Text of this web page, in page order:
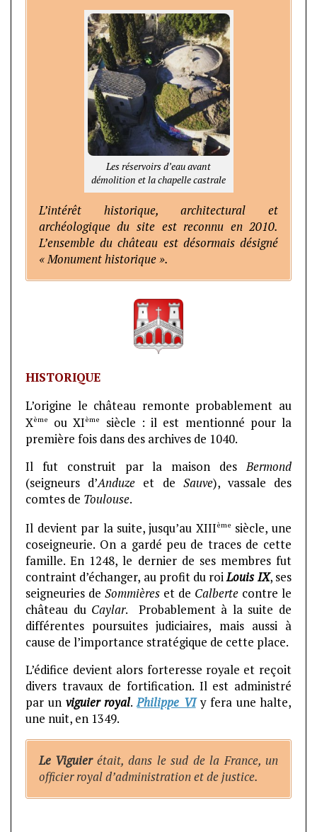
Les réservoirs d’eau avant
démolition et la chapelle castrale
L’intérêt historique, architectural et
archéologique du site est reconnu en 2010.
L’ensemble du château est désormais désigné
« Monument historique ».
HISTORIQUE
L’origine le château remonte probablement au
Xème ou XIème
siècle : il est mentionné pour la
première fois dans des archives de 1040.
Il fut construit par la maison desBermond
(seigneurs d’Anduze et de Sauve), vassale des
comtes de Toulouse.
Il devient par la suite, jusqu’au XIIIème siècle, une
coseigneurie. On a gardé peu de traces de cette
famille. En 1248, le dernier de ses membres fut
contraint d’échanger, au profit du roiLouis IX, ses
seigneuries deSommières et de Calbertecontre le
château du Caylar. Probablement à la suite de
différentes poursuites judiciaires, mais aussi à
cause de l’importance stratégique de cette place.
L’édifice devient alors forteresse royale et reçoit
divers travaux de fortification. Il est administré
par unviguier royal.Philippe VIy fera une halte,
une nuit, en 1349.
Le Viguierétait, dans le sud de la France, un
officier royal d’administration et de justice.